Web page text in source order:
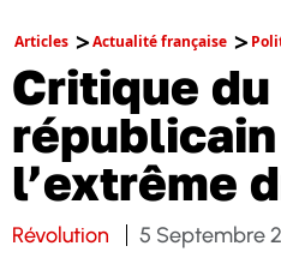
Articles Actualité française
Critique
l’extrême
Révolution 5 Septembre